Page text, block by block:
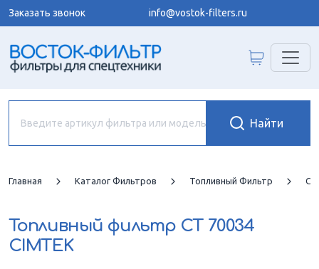
Заказать звонок info@vostok-filters.ru
Главная Каталог Фильтров Топливный Фильтр
Топливный фильтр CT 70034
CIMTEK